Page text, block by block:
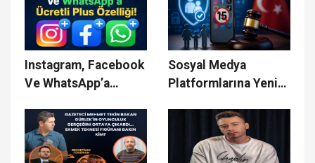
Instagram, Facebook
Ve WhatsApp’a
Sosyal Medya
Platformlarına Yeni